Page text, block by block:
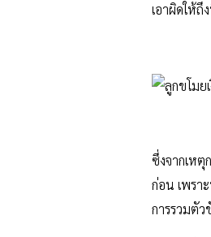
เอาผิดให้ถึ
ซึ่งจากเห
ก่อน เพรา
การรวมตัว